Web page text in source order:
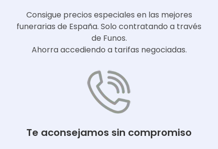
Consigue precios especiales en las mejores
funerarias de España. Solo contratando a través
de Funos.
Ahorra accediendo a tarifas negociadas.
Te aconsejamos sin compromiso